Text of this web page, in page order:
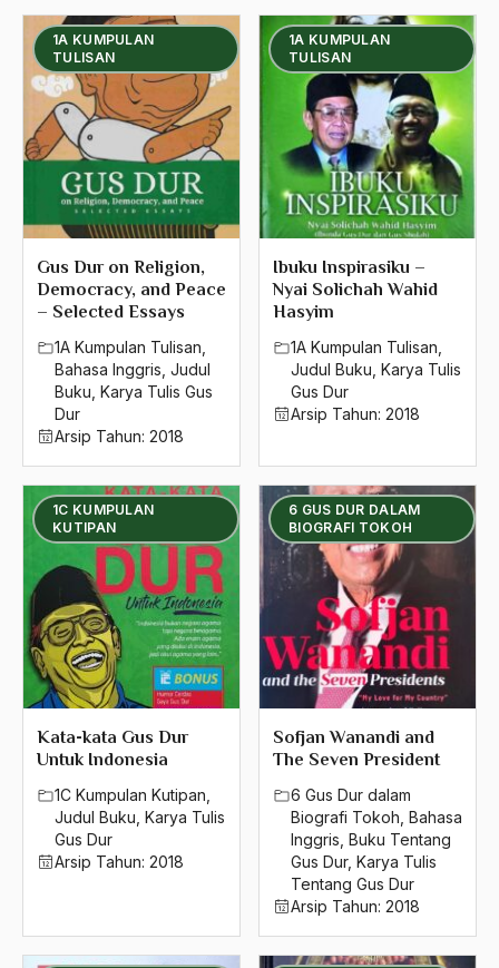
1A KUMPULAN
TULISAN
Gus Dur on Religion,
Democracy, and Peace
– Selected Essays
1A Kumpulan Tulisan
Bahasa Inggris Judul
Buku Karya Tulis Gus
Dur
Arsip Tahun: 2018
1A KUMPULAN
TULISAN
Ibuku Inspirasiku –
Nyai Solichah Wahid
Hasyim
1A Kumpulan Tulisan
Judul Buku Karya Tulis
Gus Dur
Arsip Tahun: 2018
1C KUMPULAN
KUTIPAN
Kata-kata Gus Dur
Untuk Indonesia
1C Kumpulan Kutipan
Judul Buku Karya Tulis
Gus Dur
Arsip Tahun: 2018
6 GUS DUR DALAM
BIOGRAFI TOKOH
Sofjan Wanandi and
The Seven President
6 Gus Dur dalam
Biografi Tokoh Bahasa
Inggris Buku Tentang
Gus Dur, Karya Tulis
Tentang Gus Dur
Arsip Tahun: 2018
2013
2012
2011
2010
2008
2007
2006
2005
2004
2003
2002
2000
1999
1998
1996
1995
1994
1992